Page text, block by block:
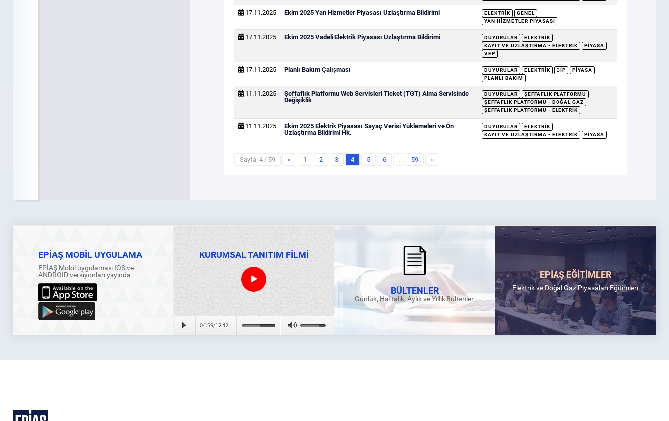
17.11.2025 Ekim 2025 Yan Hizmetler Piyasası Uzlaştırma Bildirimi ELEKTRIK
GENEL
YAN HIZMETLER PIYASASI
17.11.2025 Ekim 2025 Vadeli Elektrik Piyasası Uzlaştırma Bildirimi DUYURULAR
ELEKTRIK
KAYIT VE UZLAŞTIRMA - ELEKTRIK
PIYASA
VEP
17.11.2025 Planlı Bakım Çalışması DUYURULAR ELEKTRIK GİP
PIYASA
PLANLI BAKIM
11.11.2025
Şeffaflık Platformu Web Servisleri Ticket (TGT) Alma Servisinde
Değişiklik
DUYURULAR
ŞEFFAFLIK PLATFORMU
ŞEFFAFLIK PLATFORMU - DOĞAL GAZ
ŞEFFAFLIK PLATFORMU - ELEKTRIK
11.11.2025
Ekim 2025 Elektrik Piyasası Sayaç Verisi Yüklemeleri ve Ön
Uzlaştırma Bildirimi Hk.
DUYURULAR
ELEKTRIK
KAYIT VE UZLAŞTIRMA - ELEKTRIK
PIYASA
Sayfa: 4 / 59 « 1 2 3 4 5 6 … 59 »
EPİAŞ MOBİL UYGULAMA
EPİAŞ Mobil uygulaması IOS ve
ANDROID versiyonları yayında
KURUMSAL TANITIM FİLMİ
BÜLTENLER
Günlük, Haftalık, Aylık ve Yıllık Bültenler
EPİAŞ EĞİTİMLER
Elektrik ve Doğal Gaz Piyasaları Eğitimleri